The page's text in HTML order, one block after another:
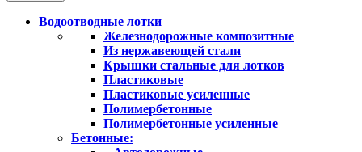
Водоотводные лотки
Железнодорожные композитные
Из нержавеющей стали
Крышки стальные для лотков
Пластиковые
Пластиковые усиленные
Полимербетонные
Полимербетонные усиленные
Бетонные: